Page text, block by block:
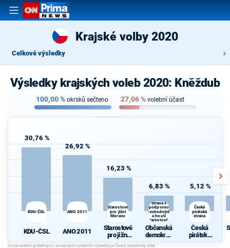
Krajské volby 2020
Celkové výsledky
Výsledky krajských voleb 2020: Kněždub
100,00% okrsků sečteno 27,06% volební účast
30,76 %
KDU-ČSL
KDU-ČSL
26,92 %
ANO 2011
ANO 2011
16,23 %
Starostové
pro jižní
Moravu
Starostové
pro jižní
Moravu
6,83 %
Občanská
strana s
podporou
Svobodných
a hnutí
Starostové a
osobnosti
pro Moravu
Občanská
demokrati
cká strana
5,12 %
Česká
pirátská
strana
Česká
pirátská
strana